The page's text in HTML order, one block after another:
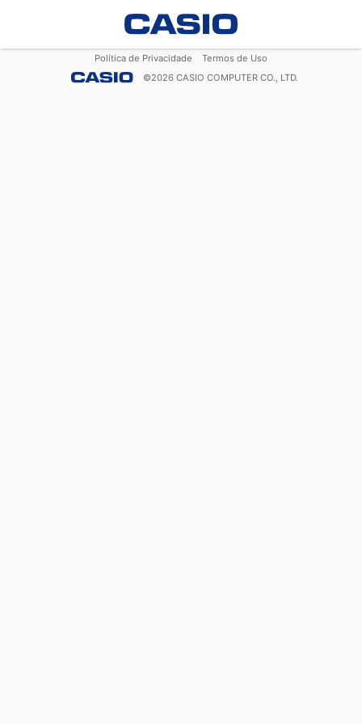
Política de Privacidade
Termos de Uso
©2026 CASIO COMPUTER CO., LTD.